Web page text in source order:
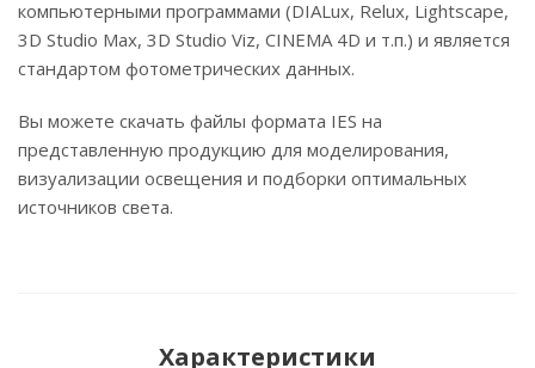
компьютерными программами (DIALux, Relux, Lightscape,
3D Studio Max, 3D Studio Viz, CINEMA 4D и т.п.) и является
стандартом фотометрических данных.
Вы можете скачать файлы формата IES на
представленную продукцию для моделирования,
визуализации освещения и подборки оптимальных
источников света.
Характеристики